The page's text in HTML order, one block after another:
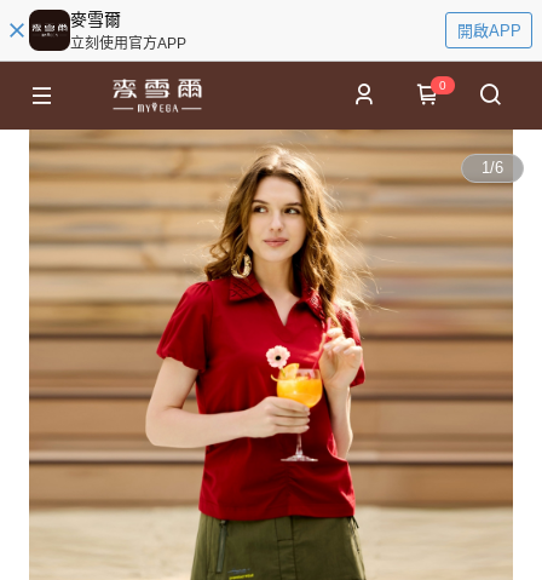
麥雪爾
立刻使用官方APP
開啟APP
0
1/6